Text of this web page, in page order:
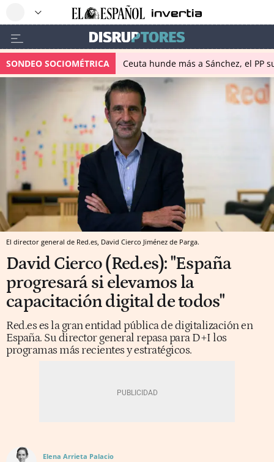
SONDEO SOCIOMÉTRICA Ceuta hunde más a Sánchez, el PP
El director general de Red.es, David Cierco Jiménez de Parga.
David Cierco (Red.es): "España
progresará si elevamos la
capacitación digital de todos"
Red.es es la gran entidad pública de digitalización en
España. Su director general repasa para D+I los
programas más recientes y estratégicos.
Elena Arrieta Palacio